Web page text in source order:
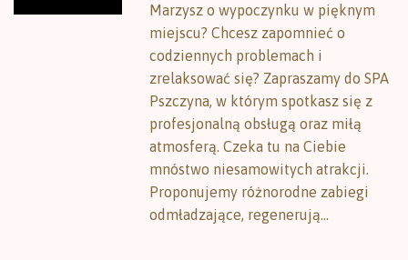
Marzysz o wypoczynku w pięknym
miejscu? Chcesz zapomnieć o
codziennych problemach i
zrelaksować się? Zapraszamy do SPA
Pszczyna, w którym spotkasz się z
profesjonalną obsługą oraz miłą
atmosferą. Czeka tu na Ciebie
mnóstwo niesamowitych atrakcji.
Proponujemy różnorodne zabiegi
odmładzające, regenerują...